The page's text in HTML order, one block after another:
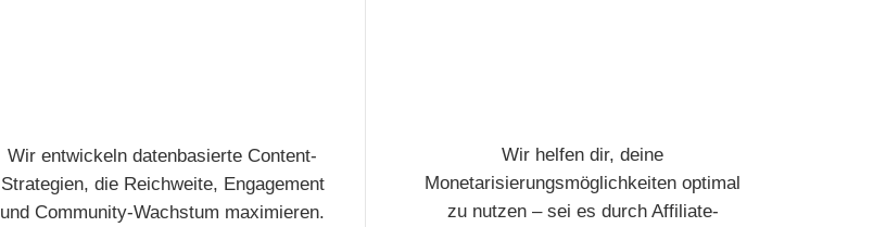
Wir entwickeln datenbasierte Content-
Strategien, die Reichweite, Engagement
und Community-Wachstum maximieren.
Wir helfen dir, deine
Monetarisierungsmöglichkeiten optimal
zu nutzen – sei es durch Affiliate-